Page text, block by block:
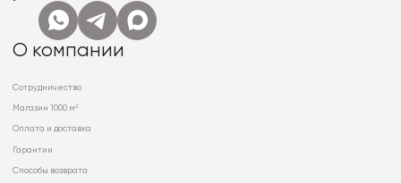
О компании
Сотрудничество
Магазин 1000 м²
Оплата и доставка
Гарантии
Способы возврата